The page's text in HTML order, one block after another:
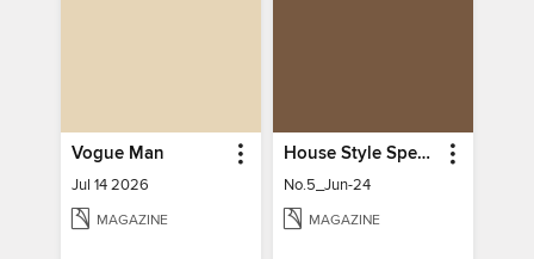
Vogue Man
Jul 14 2026
MAGAZINE
House Style Special Issue 時尚家居特刊
No.5_Jun-24
MAGAZINE